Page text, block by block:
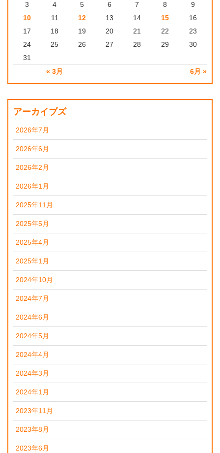
« 3月 6月 »
3
4 5 6 7 8
9
10
11 12 13 14 15
16
17
18 19 20 21 22
23
24
25 26 27 28 29
30
31
アーカイブズ
2026年7月
2026年6月
2026年2月
2026年1月
2025年11月
2025年5月
2025年4月
2025年1月
2024年10月
2024年7月
2024年6月
2024年5月
2024年4月
2024年3月
2024年1月
2023年11月
2023年8月
2023年6月